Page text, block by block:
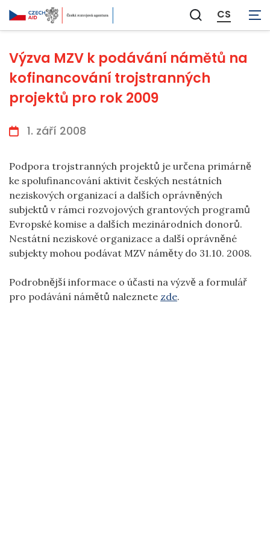
Zobrazit
vyhledávání
CS
Výzva MZV k podávání námětů na
kofinancování trojstranných
projektů pro rok 2009
1. září 2008
Podpora trojstranných projektů je určena primárně
ke spolufinancování aktivit českých nestátních
neziskových organizací a dalších oprávněných
subjektů v rámci rozvojových grantových programů
Evropské komise a dalších mezinárodních donorů.
Nestátní neziskové organizace a další oprávněné
subjekty mohou podávat MZV náměty do 31.10. 2008.
Podrobnější informace o účasti na výzvě a formulář
pro podávání námětů naleznete zde.